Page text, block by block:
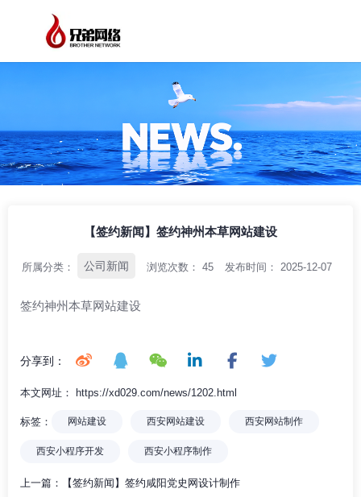
【签约新闻】签约神州本草网站建设
所属分类： 公司新闻 浏览次数： 45 发布时间： 2025-12-07
签约神州本草网站建设
分享到：
本文网址： https://xd029.com/news/1202.html
标签： 网站建设 西安网站建设 西安网站制作
西安小程序开发 西安小程序制作
上一篇：
【签约新闻】签约咸阳党史网设计制作